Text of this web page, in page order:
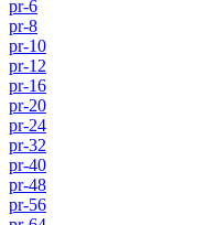
pr-6
pr-8
pr-10
pr-12
pr-16
pr-20
pr-24
pr-32
pr-40
pr-48
pr-56